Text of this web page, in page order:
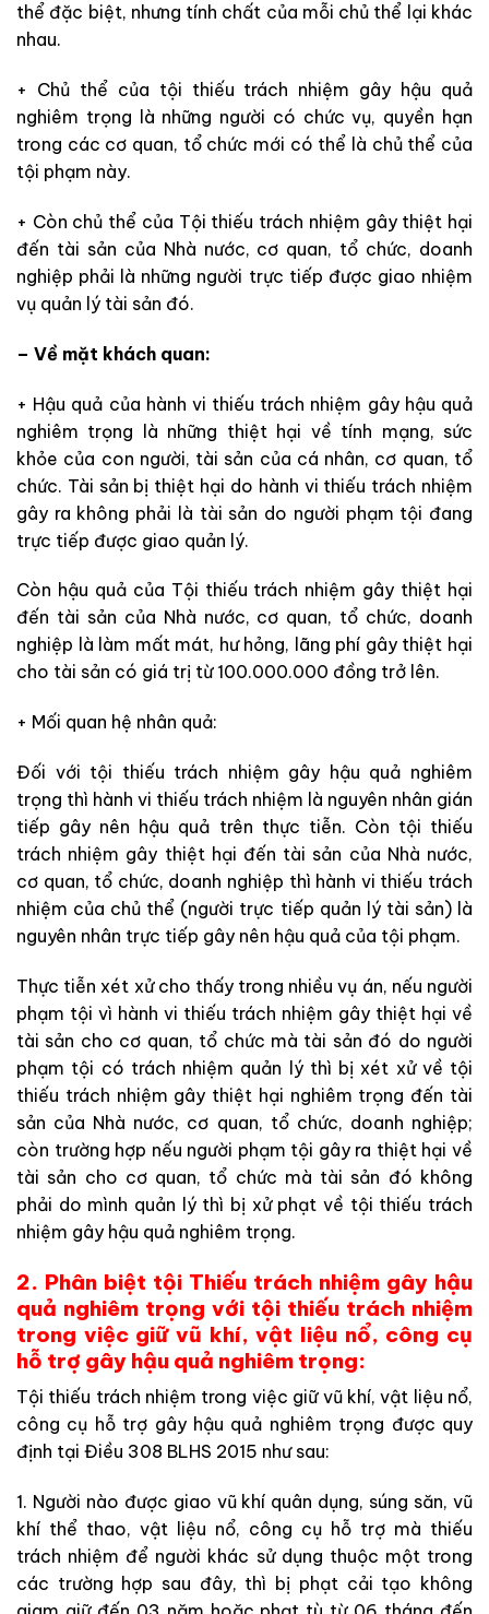
thể đặc biệt, nhưng tính chất của mỗi chủ thể lại khác
nhau.
+ Chủ thể của tội thiếu trách nhiệm gây hậu quả
nghiêm trọng là những người có chức vụ, quyền hạn
trong các cơ quan, tổ chức mới có thể là chủ thể của
tội phạm này.
+ Còn chủ thể của Tội thiếu trách nhiệm gây thiệt hại
đến tài sản của Nhà nước, cơ quan, tổ chức, doanh
nghiệp phải là những người trực tiếp được giao nhiệm
vụ quản lý tài sản đó.
– Về mặt khách quan:
+ Hậu quả của hành vi thiếu trách nhiệm gây hậu quả
nghiêm trọng là những thiệt hại về tính mạng, sức
khỏe của con người, tài sản của cá nhân, cơ quan, tổ
chức. Tài sản bị thiệt hại do hành vi thiếu trách nhiệm
gây ra không phải là tài sản do người phạm tội đang
trực tiếp được giao quản lý.
Còn hậu quả của Tội thiếu trách nhiệm gây thiệt hại
đến tài sản của Nhà nước, cơ quan, tổ chức, doanh
nghiệp là làm mất mát, hư hỏng, lãng phí gây thiệt hại
cho tài sản có giá trị từ 100.000.000 đồng trở lên.
+ Mối quan hệ nhân quả:
Đối với tội thiếu trách nhiệm gây hậu quả nghiêm
trọng thì hành vi thiếu trách nhiệm là nguyên nhân gián
tiếp gây nên hậu quả trên thực tiễn. Còn tội thiếu
trách nhiệm gây thiệt hại đến tài sản của Nhà nước,
cơ quan, tổ chức, doanh nghiệp thì hành vi thiếu trách
nhiệm của chủ thể (người trực tiếp quản lý tài sản) là
nguyên nhân trực tiếp gây nên hậu quả của tội phạm.
Thực tiễn xét xử cho thấy trong nhiều vụ án, nếu người
phạm tội vì hành vi thiếu trách nhiệm gây thiệt hại về
tài sản cho cơ quan, tổ chức mà tài sản đó do người
phạm tội có trách nhiệm quản lý thì bị xét xử về tội
thiếu trách nhiệm gây thiệt hại nghiêm trọng đến tài
sản của Nhà nước, cơ quan, tổ chức, doanh nghiệp;
còn trường hợp nếu người phạm tội gây ra thiệt hại về
tài sản cho cơ quan, tổ chức mà tài sản đó không
phải do mình quản lý thì bị xử phạt về tội thiếu trách
nhiệm gây hậu quả nghiêm trọng.
2. Phân biệt tội Thiếu trách nhiệm gây hậu
quả nghiêm trọng với tội thiếu trách nhiệm
trong việc giữ vũ khí, vật liệu nổ, công cụ
hỗ trợ gây hậu quả nghiêm trọng:
Tội thiếu trách nhiệm trong việc giữ vũ khí, vật liệu nổ,
công cụ hỗ trợ gây hậu quả nghiêm trọng được quy
định tại Điều 308 BLHS 2015 như sau:
1. Người nào được giao vũ khí quân dụng, súng săn, vũ
khí thể thao, vật liệu nổ, công cụ hỗ trợ mà thiếu
trách nhiệm để người khác sử dụng thuộc một trong
các trường hợp sau đây, thì bị phạt cải tạo không